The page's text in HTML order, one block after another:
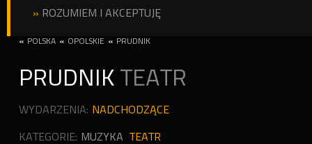
» ROZUMIEM I AKCEPTUJĘ
« POLSKA « OPOLSKIE « PRUDNIK
PRUDNIKTEATR
WYDARZENIA: NADCHODZĄCE
KATEGORIE: MUZYKA TEATR